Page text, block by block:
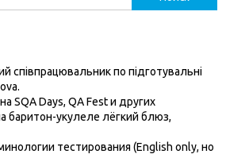
спiвпрацювальник по підготувальні
SQA Days, QA Fest и других
баритон-укулеле лёгкий блюз,
тестирования (English only, но